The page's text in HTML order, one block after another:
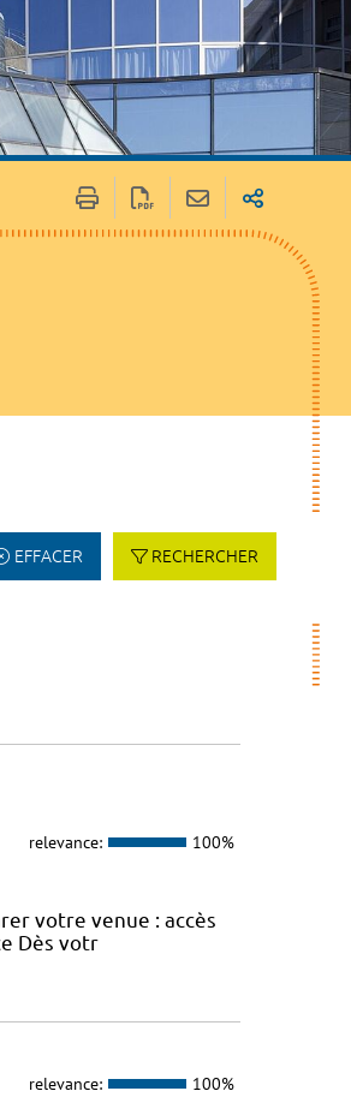
EFFACER RECHERCHER
relevance: 100%
votre venue : accès
Dès votr
relevance: 100%